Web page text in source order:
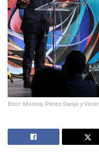
Enric Morera, Pérez Garijo y